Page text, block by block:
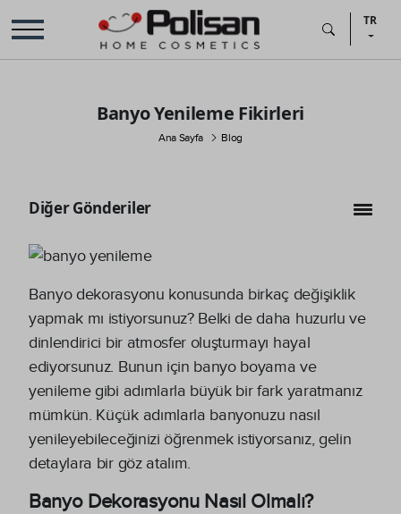
TR
Banyo Yenileme Fikirleri
Ana Sayfa Blog
Diğer Gönderiler
Banyo dekorasyonu konusunda birkaç değişiklik
yapmak mı istiyorsunuz? Belki de daha huzurlu ve
dinlendirici bir atmosfer oluşturmayı hayal
ediyorsunuz. Bunun için banyo boyama ve
yenileme gibi adımlarla büyük bir fark yaratmanız
mümkün. Küçük adımlarla banyonuzu nasıl
yenileyebileceğinizi öğrenmek istiyorsanız, gelin
detaylara bir göz atalım.
Banyo Dekorasyonu Nasıl Olmalı?